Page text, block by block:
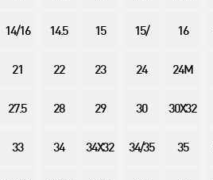
14/16 14.5 15 15/ 16
21 22 23 24 24M
27.5 28 29 30 30X32
33 34 34X32 34/35 35